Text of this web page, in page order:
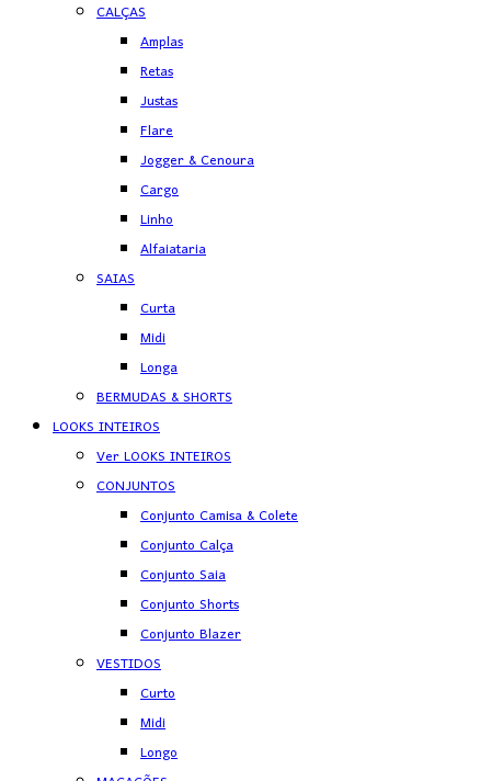
CALÇAS
Amplas
Retas
Justas
Flare
Jogger & Cenoura
Cargo
Linho
Alfaiataria
SAIAS
Curta
Midi
Longa
BERMUDAS & SHORTS
LOOKS INTEIROS
Ver LOOKS INTEIROS
CONJUNTOS
Conjunto Camisa & Colete
Conjunto Calça
Conjunto Saia
Conjunto Shorts
Conjunto Blazer
VESTIDOS
Curto
Midi
Longo